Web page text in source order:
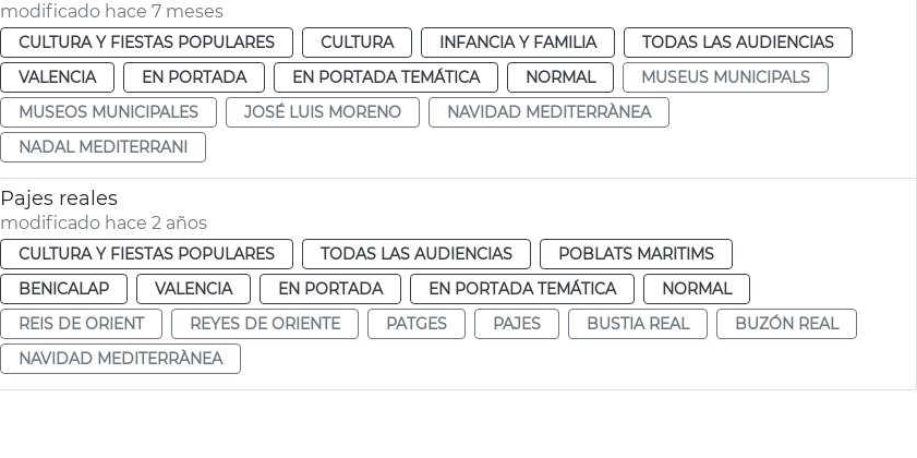
modificado hace 7 meses
CULTURA Y FIESTAS POPULARES CULTURA INFANCIA Y FAMILIA
TODAS LAS AUDIENCIAS
VALENCIA
EN PORTADA EN PORTADA TEMÁTICA NORMAL
MUSEUS MUNICIPALS
MUSEOS MUNICIPALES
JOSÉ LUIS MORENO
NAVIDAD MEDITERRÀNEA
NADAL MEDITERRANI
Pajes reales
modificado hace 2 años
CULTURA Y FIESTAS POPULARES TODAS LAS AUDIENCIAS
POBLATS MARITIMS
BENICALAP
VALENCIA EN PORTADA EN PORTADA TEMÁTICA
NORMAL
REIS DE ORIENT
REYES DE ORIENTE PATGES PAJES BUSTIA REAL
BUZÓN REAL
NAVIDAD MEDITERRÀNEA